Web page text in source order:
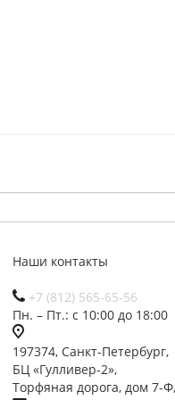
Наши контакты
+7 (812) 565-65-56
Пн. – Пт.: с 10:00 до 18:00
197374, Санкт-Петербург,
БЦ «Гулливер-2»,
Торфяная дорога, дом 7-